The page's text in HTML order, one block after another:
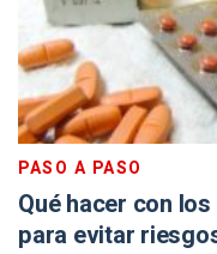
PASO A PASO
Qué hacer con
para evitar